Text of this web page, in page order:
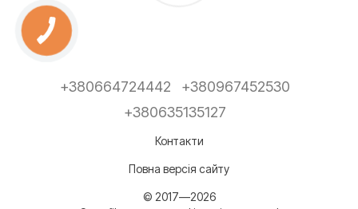
+380664724442
+380967452530
+380635135127
Контакти
Повна версія сайту
© 2017—2026